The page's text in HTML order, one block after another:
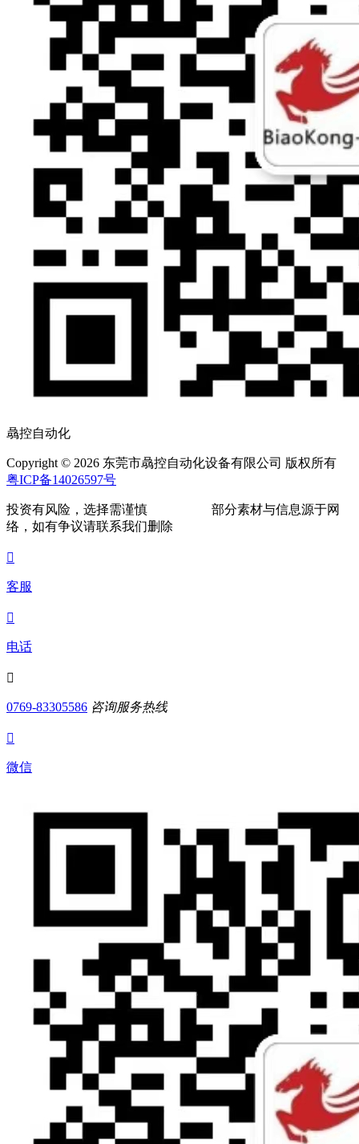
骉控自动化
Copyright © 2026 东莞市骉控自动化设备有限公司 版权所有
粤ICP备14026597号
投资有风险，选择需谨慎 部分素材与信息源于网
络，如有争议请联系我们删除

客服

电话

0769-83305586 咨询服务热线

微信